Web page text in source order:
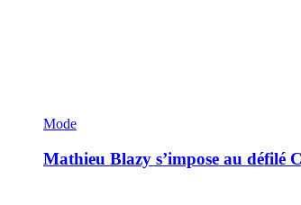
Mode
Mathieu Blazy s’impose au défilé